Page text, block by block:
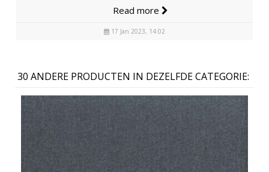
Read more
17 Jan 2023, 14:02
30 ANDERE PRODUCTEN IN DEZELFDE CATEGORIE: